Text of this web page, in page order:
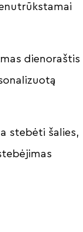
dienoraštis
stebėti šalies,